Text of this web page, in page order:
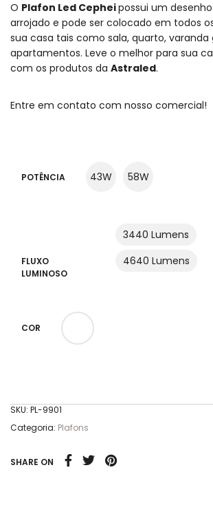
O Plafon Led Cepheipossui um
arrojado e pode ser colocado em todos
sua casa tais como sala, quarto,
apartamentos. Leve o melhor para sua
com os produtos da Astraled.
Entre em contato com nosso comercial!
POTÊNCIA 43W 58W
FLUXO
LUMINOSO
3440 Lumens
4640 Lumens
COR
SKU: PL-9901
Categoria: Plafons
SHARE ON